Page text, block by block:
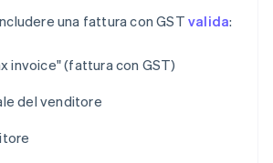
una fattura con GST valida:
invoice" (fattura con GST)
del venditore